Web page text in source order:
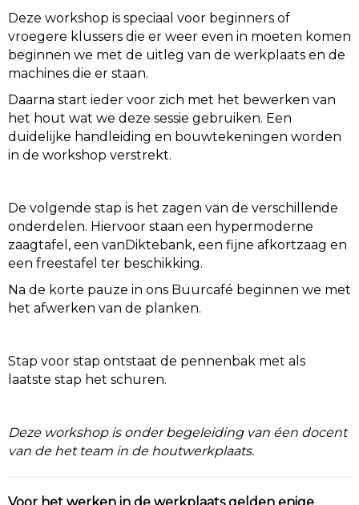
Deze workshop is speciaal voor beginners of
vroegere klussers die er weer even in moeten komen
beginnen we met de uitleg van de werkplaats en de
machines die er staan.
Daarna start ieder voor zich met het bewerken van
het hout wat we deze sessie gebruiken. Een
duidelijke handleiding en bouwtekeningen worden
in de workshop verstrekt.
De volgende stap is het zagen van de verschillende
onderdelen. Hiervoor staan een hypermoderne
zaagtafel, een vanDiktebank, een fijne afkortzaag en
een freestafel ter beschikking.
Na de korte pauze in ons Buurcafé beginnen we met
het afwerken van de planken.
Stap voor stap ontstaat de pennenbak met als
laatste stap het schuren.
Deze workshop is onder begeleiding van éen docent
van de het team in de houtwerkplaats.